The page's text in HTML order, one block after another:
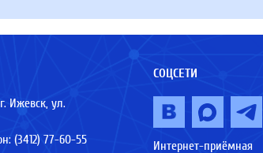
Ижевск, ул.
(3412) 77-60-55
СОЦСЕТИ
Интернет-приёмная